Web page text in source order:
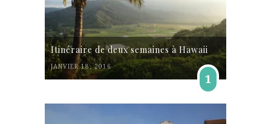
Itinéraire de deux semaines à Hawaii
JANVIER 18, 2016
1